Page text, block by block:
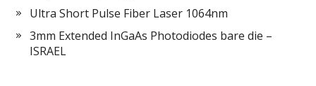
Ultra Short Pulse Fiber Laser 1064nm
3mm Extended InGaAs Photodiodes bare die –
ISRAEL